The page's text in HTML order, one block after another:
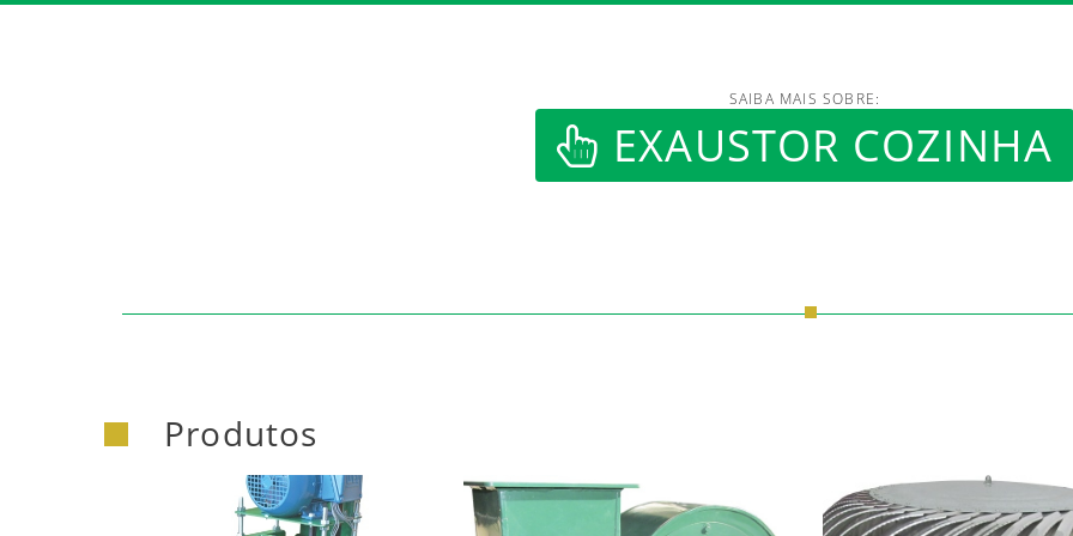
https://www.luftmaxi.com.br/
SAIBA MAIS SOBRE:
EXAUSTOR COZINHA
Produtos